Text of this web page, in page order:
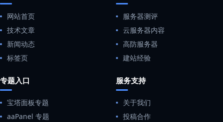
网站首页
技术文章
新闻动态
标签页
服务器测评
云服务器内容
高防服务器
建站经验
专题入口
宝塔面板专题
aaPanel 专题
服务支持
关于我们
投稿合作